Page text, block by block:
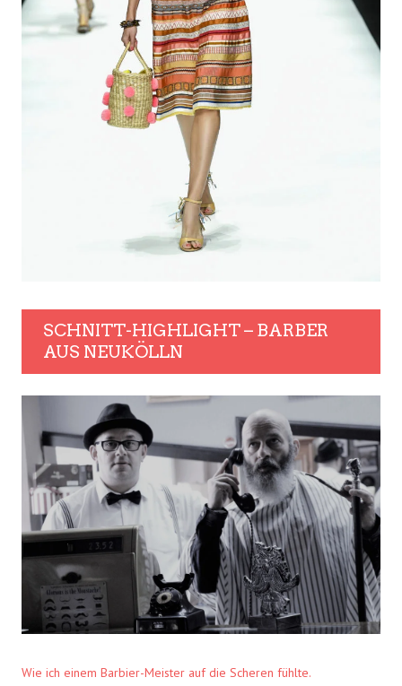
SCHNITT-HIGHLIGHT – BARBER
AUS NEUKÖLLN
Wie ich einem Barbier-Meister auf die Scheren fühlte.